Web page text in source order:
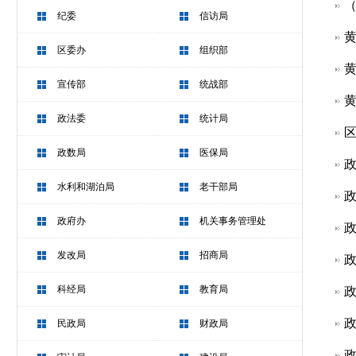
纪委 信访局
区委办 组织部
宣传部 统战部
政法委 统计局
政数局 医保局
水利和湖泊局 老干部局
政府办 机关事务管理处
发改局 招商局
科经局 教育局
民政局 财政局